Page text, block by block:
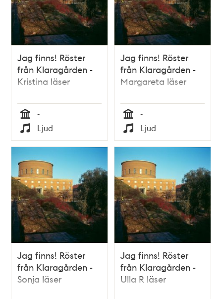
Jag finns! Röster
från Klaragården -
Kristina läser
Tid
-
Typ
Ljud
Jag finns! Röster
från Klaragården -
Margareta läser
Tid
-
Typ
Ljud
Jag finns! Röster
från Klaragården -
Sonja läser
Jag finns! Röster
från Klaragården -
Ulla R läser